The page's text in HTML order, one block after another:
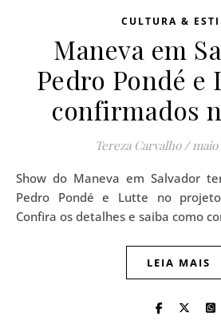
CULTURA &
Maneva em
Pedro Pondé e
confirmados
Tereza Carvalho / maio
Show do Maneva em Salvador terá apresentações de
Pedro Pondé e Lutte no
Confira os detalhes e saiba como
LEIA MAIS